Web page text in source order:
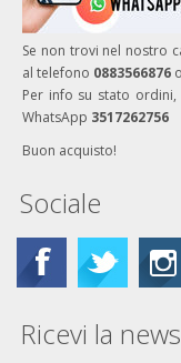
Se non trovi nel nostro
al telefono 0883566876
Per info su stato
WhatsApp 3517262756
Buon acquisto!
Sociale
Ricevi la